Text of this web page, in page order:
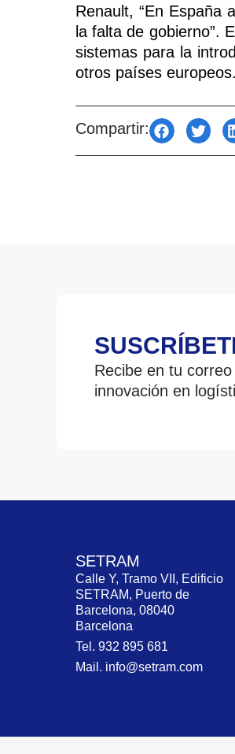
Renault, “En España
la falta de gobierno”.
sistemas para la
otros países europeos.
Compartir:
Recibe en tu
innovación en
SETRAM
Calle Y, Tramo VII, Edificio
SETRAM, Puerto de
Barcelona, 08040
Barcelona
Tel. 932 895 681
Mail. info@setram.com